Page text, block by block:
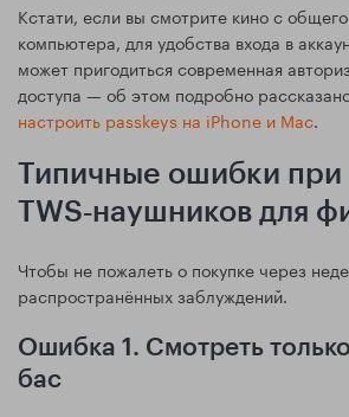
Кстати, если вы смотрите кино с
компьютера, для удобства входа в
может пригодиться современная
доступа — об этом подробно
настроить passkeys на iPhone и Mac.
Типичные ошибки при
TWS‑наушников для
Чтобы не пожалеть о покупке через
распространённых заблуждений.
Ошибка 1. Смотреть
бас